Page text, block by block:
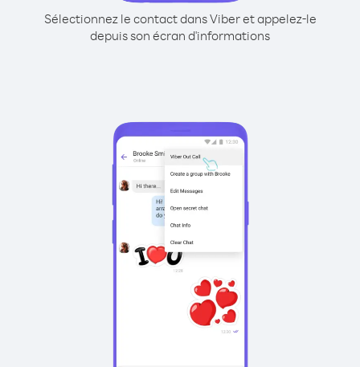
Sélectionnez le contact dans Viber et appelez-le
depuis son écran d'informations